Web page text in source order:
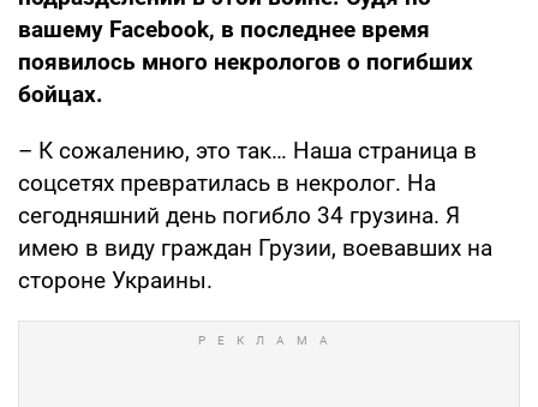
вашему Facebook, в последнее время
появилось много некрологов о погибших
бойцах.
– К сожалению, это так… Наша страница в
соцсетях превратилась в некролог. На
сегодняшний день погибло 34 грузина. Я
имею в виду граждан Грузии, воевавших на
стороне Украины.